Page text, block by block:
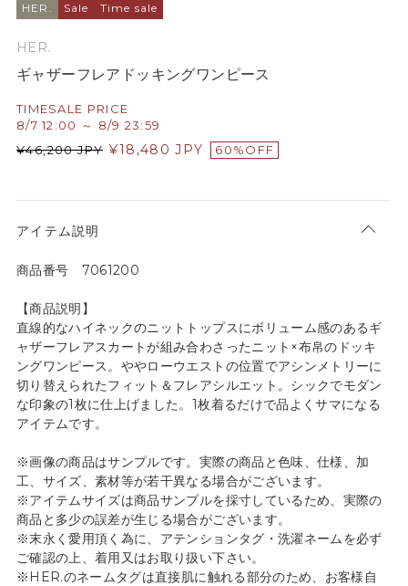
HER. Sale Time sale
HER.
ギャザーフレアドッキングワンピース
TIMESALE PRICE
8/7 12:00 ～ 8/9 23:59
¥46,200 JPY ¥18,480 JPY 60%OFF
アイテム説明
商品番号 7061200
【商品説明】
直線的なハイネックのニットトップスにボリューム感のあるギ
ャザーフレアスカートが組み合わさったニット×布帛のドッキ
ングワンピース。ややローウエストの位置でアシンメトリーに
切り替えられたフィット＆フレアシルエット。シックでモダン
な印象の1枚に仕上げました。1枚着るだけで品よくサマになる
アイテムです。
※画像の商品はサンプルです。実際の商品と色味、仕様、加
工、サイズ、素材等が若干異なる場合がございます。
※アイテムサイズは商品サンプルを採寸しているため、実際の
商品と多少の誤差が生じる場合がございます。
※末永く愛用頂く為に、アテンションタグ・洗濯ネームを必ず
ご確認の上、着用又はお取り扱い下さい。
※HER.のネームタグは直接肌に触れる部分のため、お客様自